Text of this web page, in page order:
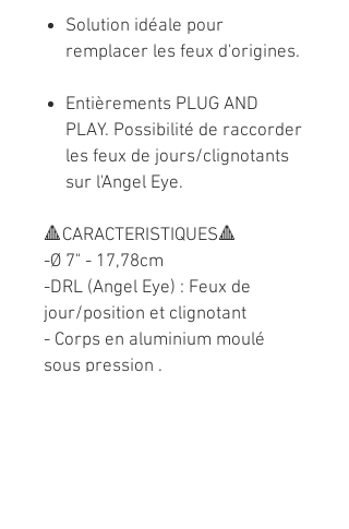
Solution idéale pour
remplacer les feux d'origines.
Entièrements PLUG AND
PLAY. Possibilité de raccorder
les feux de jours/clignotants
sur l'Angel Eye.
🔺CARACTERISTIQUES🔺
-Ø 7" - 17,78cm
-DRL (Angel Eye) : Feux de
jour/position et clignotant
- Corps en aluminium moulé
sous pression .